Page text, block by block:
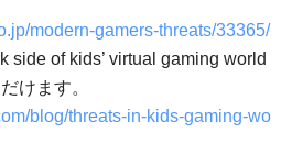
modern-gamers-threats/33365/
side of kids’ virtual gaming world
けます。
blog/threats-in-kids-gaming-wo